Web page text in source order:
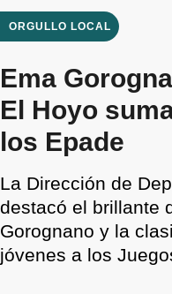
ORGULLO LOCAL
Ema
El Hoyo
los Epade
La Dirección de
destacó el brillante
Gorognano y la
jóvenes a los